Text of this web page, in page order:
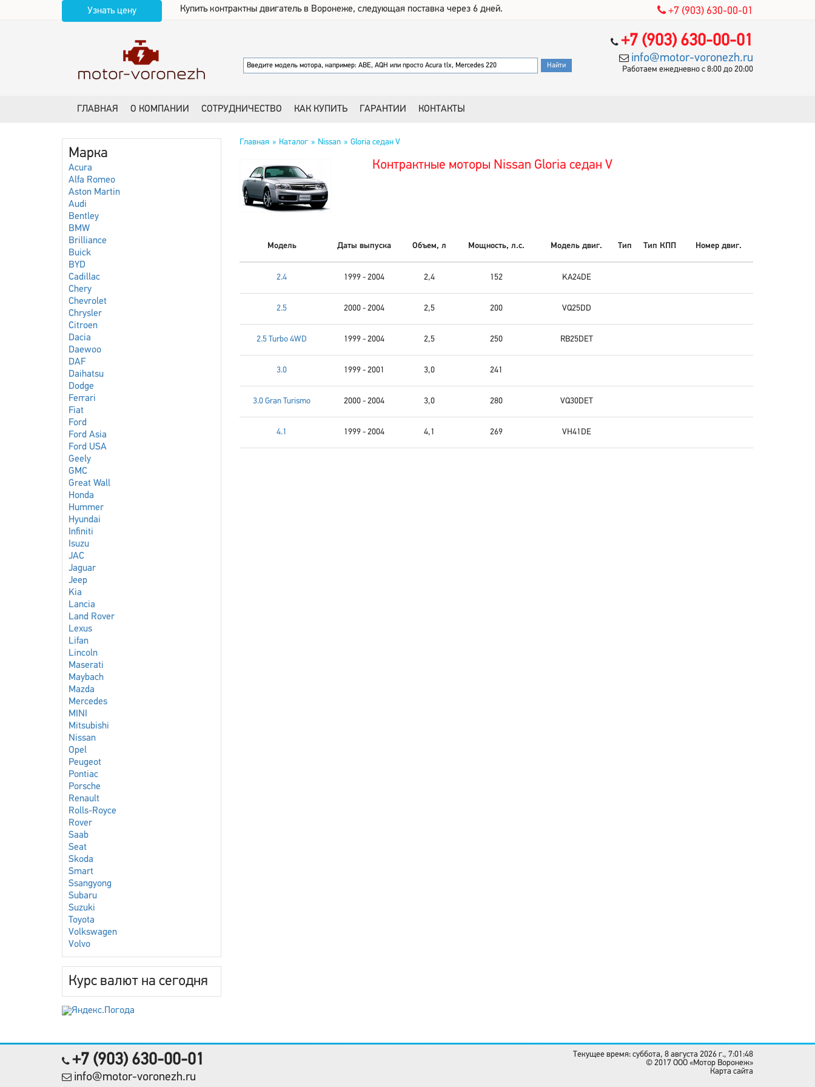
Узнать цену Купить контрактны двигатель в Воронеже, следующая поставка через 6 дней. +7 (903) 630-00-01
+7 (903) 630-00-01
info@motor-voronezh.ru
Работаем ежедневно с 8:00 до 20:00
ГЛАВНАЯ О КОМПАНИИ СОТРУДНИЧЕСТВО КАК КУПИТЬ ГАРАНТИИ КОНТАКТЫ
Марка
Acura
Alfa Romeo
Aston Martin
Audi
Bentley
BMW
Brilliance
Buick
BYD
Cadillac
Chery
Chevrolet
Chrysler
Citroen
Dacia
Daewoo
DAF
Daihatsu
Dodge
Ferrari
Fiat
Ford
Ford Asia
Ford USA
Geely
GMC
Great Wall
Honda
Hummer
Hyundai
Infiniti
Isuzu
JAC
Jaguar
Jeep
Kia
Lancia
Land Rover
Lexus
Lifan
Lincoln
Maserati
Maybach
Mazda
Mercedes
MINI
Mitsubishi
Nissan
Opel
Peugeot
Pontiac
Porsche
Renault
Rolls-Royce
Rover
Saab
Seat
Skoda
Smart
Ssangyong
Subaru
Suzuki
Toyota
Volkswagen
Volvo
Курс валют на сегодня
Главная Каталог Nissan Gloria седан V
Контрактные моторы Nissan Gloria седан V
Модель Даты выпуска Объем, л Мощность, л.с. Модель двиг. Тип Тип КПП Номер двиг.
2.4 1999 - 2004 2,4 152 KA24DE
2.5 2000 - 2004 2,5 200 VQ25DD
2.5 Turbo 4WD 1999 - 2004 2,5 250 RB25DET
3.0 1999 - 2001 3,0 241
3.0 Gran Turismo 2000 - 2004 3,0 280 VQ30DET
4.1 1999 - 2004 4,1 269 VH41DE
+7 (903) 630-00-01
info@motor-voronezh.ru
Текущее время: суббота, 8 августа 2026 г., 7:01:48
© 2017 OOO «Мотор Воронеж»
Карта сайта